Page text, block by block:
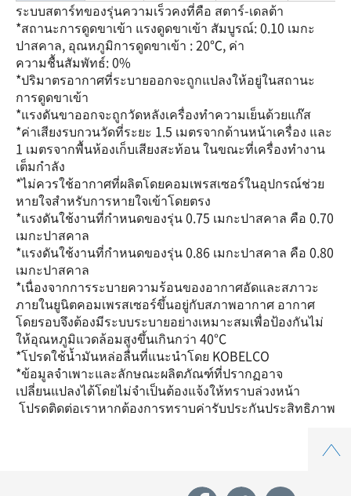
ระบบสตาร์ทของรุ่นความเร็วคงที่คือ สตาร์-เดลต้า
*สถานะการดูดขาเข้า แรงดูดขาเข้า สัมบูรณ์: 0.10 เมกะ
ปาสคาล, อุณหภูมิการดูดขาเข้า : 20℃, ค่า
ความชื้นสัมพัทธ์: 0%
*ปริมาตรอากาศที่ระบายออกจะถูกแปลงให้อยู่ในสถานะ
การดูดขาเข้า
*แรงดันขาออกจะถูกวัดหลังเครื่องทำความเย็นด้วยแก๊ส
*ค่าเสียงรบกวนวัดที่ระยะ 1.5 เมตรจากด้านหน้าเครื่อง และ
1 เมตรจากพื้นห้องเก็บเสียงสะท้อน ในขณะที่เครื่องทำงาน
เต็มกำลัง
*ไม่ควรใช้อากาศที่ผลิตโดยคอมเพรสเซอร์ในอุปกรณ์ช่วย
หายใจสำหรับการหายใจเข้าโดยตรง
*แรงดันใช้งานที่กำหนดของรุ่น 0.75 เมกะปาสคาล คือ 0.70
เมกะปาสคาล
*แรงดันใช้งานที่กำหนดของรุ่น 0.86 เมกะปาสคาล คือ 0.80
เมกะปาสคาล
*เนื่องจากการระบายความร้อนของอากาศอัดและสภาวะ
ภายในยูนิตคอมเพรสเซอร์ขึ้นอยู่กับสภาพอากาศ อากาศ
โดยรอบจึงต้องมีระบบระบายอย่างเหมาะสมเพื่อป้องกันไม่
ให้อุณหภูมิแวดล้อมสูงขึ้นเกินกว่า 40°C
*โปรดใช้น้ำมันหล่อลื่นที่แนะนำโดย KOBELCO
*ข้อมูลจำเพาะและลักษณะผลิตภัณฑ์ที่ปรากฏอาจ
เปลี่ยนแปลงได้โดยไม่จำเป็นต้องแจ้งให้ทราบล่วงหน้า
โปรดติดต่อเราหากต้องการทราบค่ารับประกันประสิทธิภาพ